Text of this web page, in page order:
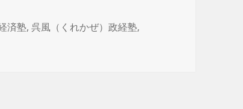
済塾,呉風（くれかぜ）政経塾,